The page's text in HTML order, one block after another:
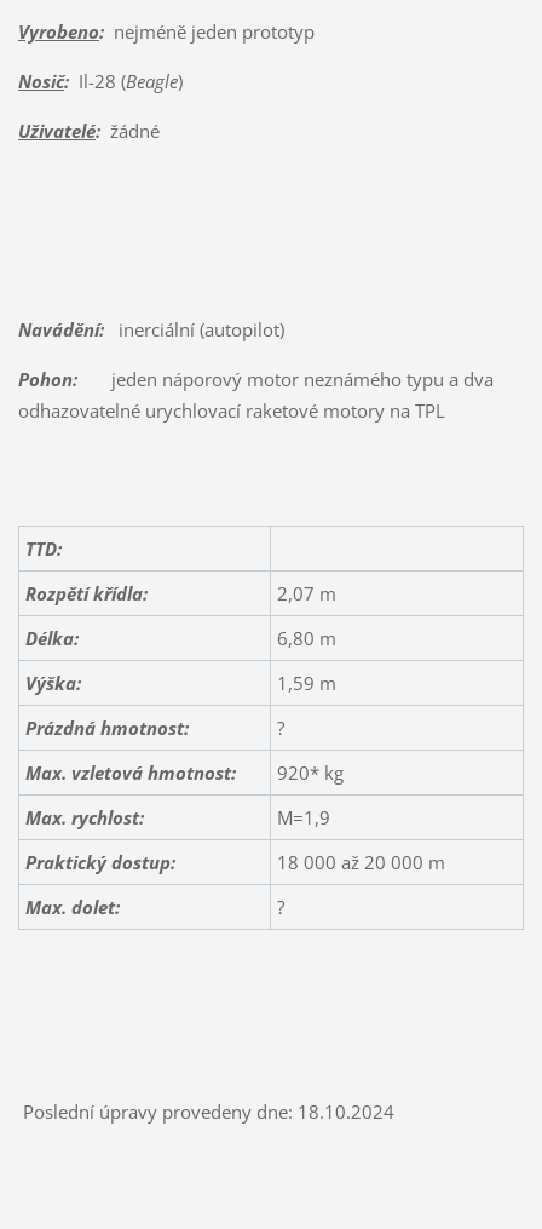
Vyrobeno:nejméně jeden prototyp
Nosič:Il-28 (Beagle)
Uživatelé:žádné
Navádění:inerciální (autopilot)
Pohon:jeden náporový motor neznámého typu a dva
odhazovatelné urychlovací raketové motory na TPL
TTD:
Rozpětí křídla:
2,07 m
Délka:
6,80 m
Výška:
1,59 m
Prázdná hmotnost:
?
Max. vzletová hmotnost:
920* kg
Max. rychlost:
M=1,9
Praktický dostup:
18 000 až 20 000 m
Max. dolet:
?
Poslední úpravy provedeny dne: 18.10.2024